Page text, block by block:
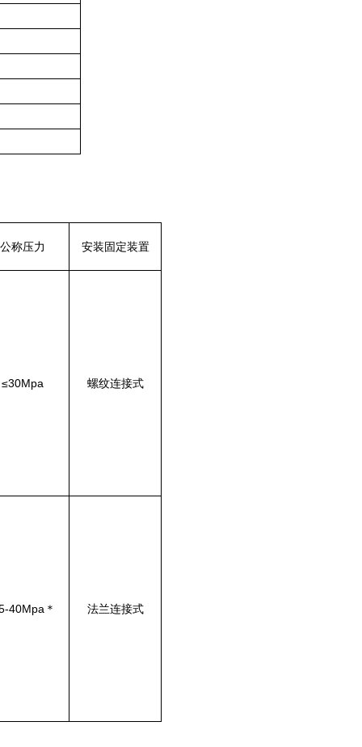
公称压力 安装固定装置
≤30Mpa 螺纹连接式
40Mpa＊ 法兰连接式